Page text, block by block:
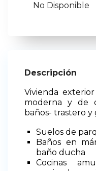
No Disponible
Descripción
Vivienda
moderna y de
baños- trastero y
Suelos de
Baños en
baño ducha
Cocinas